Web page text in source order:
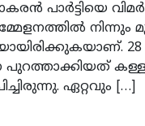
പാര്‍ട്ടിയെ
ഏറ്റവും […]